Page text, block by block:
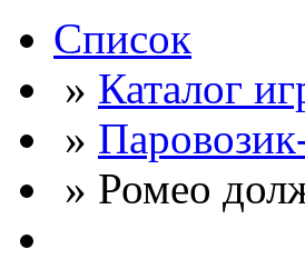
Список
» Каталог
»
» Ромео